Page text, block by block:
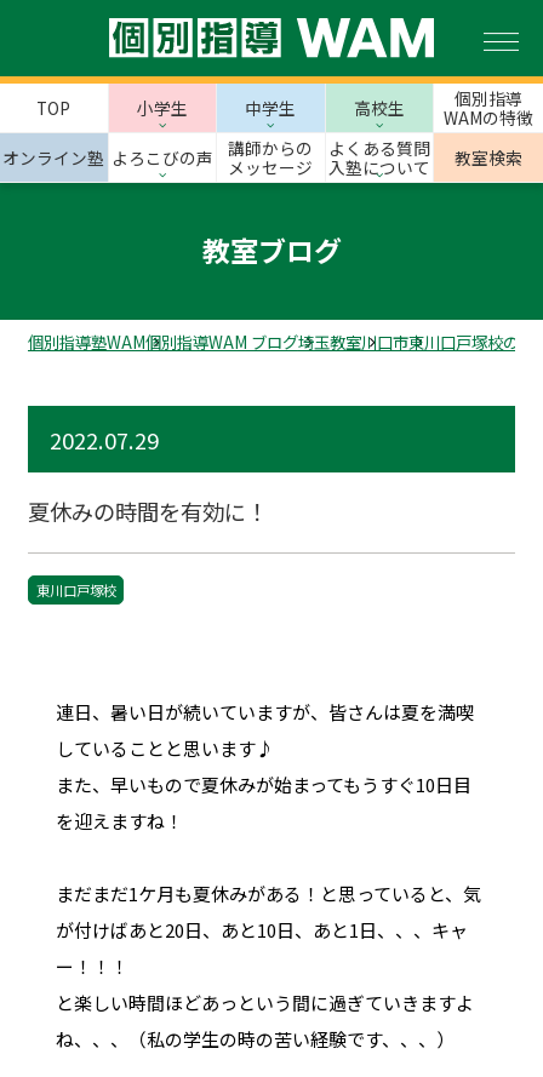
TOP 小学生 中学生 高校生
個別指導
WAMの特徴
オンライン塾 よろこびの声
講師からの
メッセージ
よくある質問
入塾について
教室検索
教室ブログ
個別指導塾WAM個別指導WAM ブログ埼玉教室川口市東川口戸塚校のス
2022.07.29
夏休みの時間を有効に！
東川口戸塚校
連日、暑い日が続いていますが、皆さんは夏を満喫
していることと思います♪
また、早いもので夏休みが始まってもうすぐ10日目
を迎えますね！
まだまだ1ケ月も夏休みがある！と思っていると、気
が付けばあと20日、あと10日、あと1日、、、キャ
ー！！！
と楽しい時間ほどあっという間に過ぎていきますよ
ね、、、（私の学生の時の苦い経験です、、、）